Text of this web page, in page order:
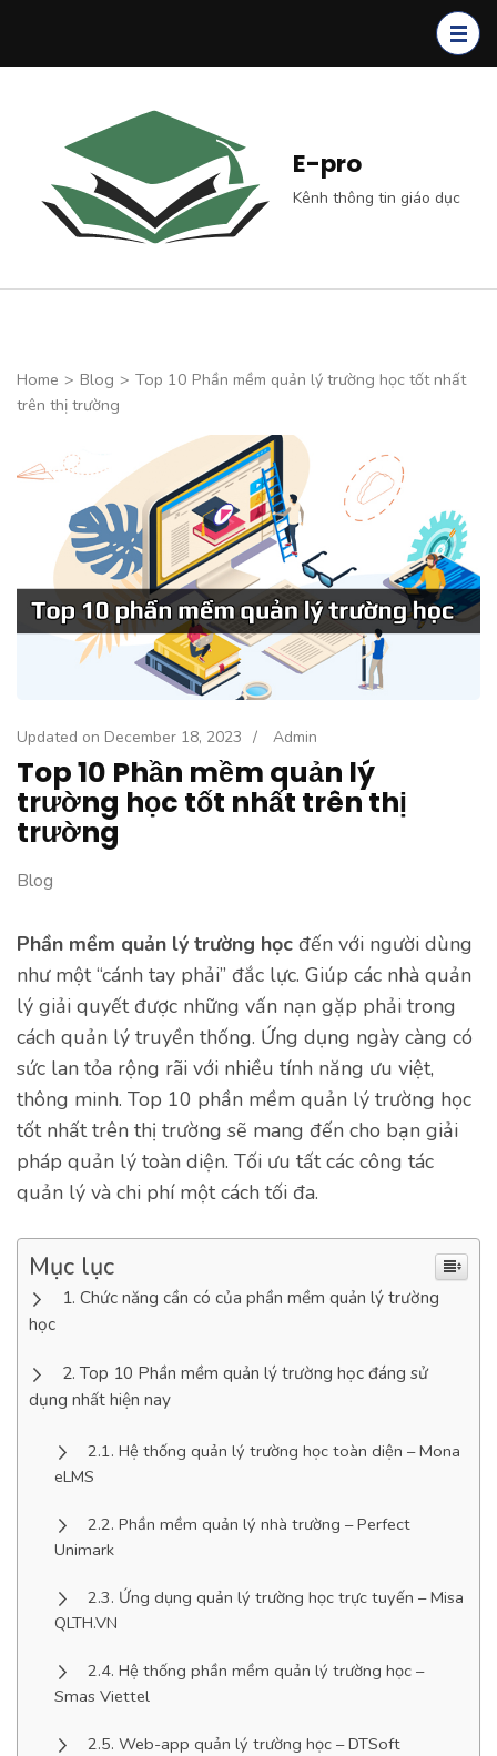
E-pro
Kênh thông tin giáo dục
Home > Blog > Top 10 Phần mềm quản lý trường học tốt nhất
trên thị trường
Updated on December 18, 2023 / Admin
Top 10 Phần mềm quản lý
trường học tốt nhất trên thị
trường
Blog
Phần mềm quản lý trường học đến với người dùng
như một “cánh tay phải” đắc lực. Giúp các nhà quản
lý giải quyết được những vấn nạn gặp phải trong
cách quản lý truyền thống. Ứng dụng ngày càng có
sức lan tỏa rộng rãi với nhiều tính năng ưu việt,
thông minh. Top 10 phần mềm quản lý trường học
tốt nhất trên thị trường sẽ mang đến cho bạn giải
pháp quản lý toàn diện. Tối ưu tất các công tác
quản lý và chi phí một cách tối đa.
Mục lục
Chức năng cần có của phần mềm quản lý trường
học
Top 10 Phần mềm quản lý trường học đáng sử
dụng nhất hiện nay
Hệ thống quản lý trường học toàn diện – Mona
eLMS
Phần mềm quản lý nhà trường – Perfect
Unimark
Ứng dụng quản lý trường học trực tuyến – Misa
QLTH.VN
Hệ thống phần mềm quản lý trường học –
Smas Viettel
Web-app quản lý trường học – DTSoft